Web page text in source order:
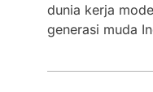
dunia kerja
generasi muda